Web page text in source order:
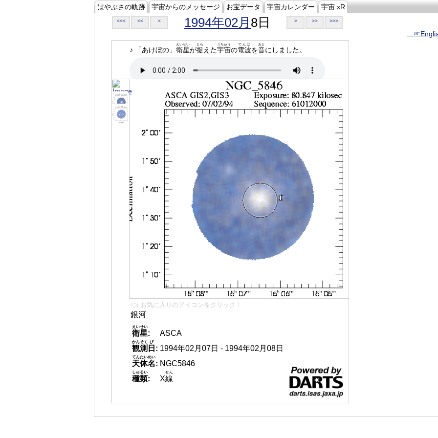
はやぶさの軌跡 宇宙からのメッセージ お宝データ 宇宙カレンダー 宇宙 xR
<<< << < 1994年02月 8日 > >> >>>
♪ 「あけぼの」 衛星
えいせい
が捉
とら
えた宇宙
うちゅう
の電波
でんぱ
を音
おと
にしました。
👈 お気に入りのアイコンをクリック！
銀河
衛星
えいせい
:
ASCA
観測
かんそく
日
び
: 1994年02月07日 - 1994年02月08日
天体名
てんたいめい
: NGC5846
種類
しゅるい
: X線
せん